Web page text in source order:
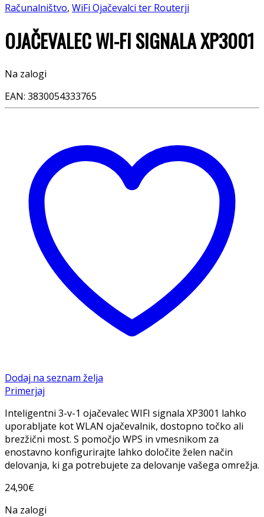
Računalništvo, WiFi Ojačevalci ter Routerji
OJAČEVALEC WI-FI SIGNALA XP3001
Na zalogi
EAN: 3830054333765
Dodaj na seznam želja
Primerjaj
Inteligentni 3-v-1 ojačevalec WIFI signala XP3001 lahko
uporabljate kot WLAN ojačevalnik, dostopno točko ali
brezžični most. S pomočjo WPS in vmesnikom za
enostavno konfigurirajte lahko določite želen način
delovanja, ki ga potrebujete za delovanje vašega omrežja.
24,90€
Na zalogi